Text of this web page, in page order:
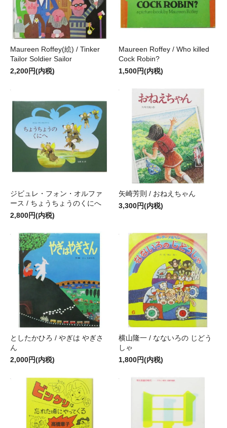
Maureen Roffey(絵) / Tinker
Tailor Soldier Sailor
2,200円(内税)
Maureen Roffey / Who killed
Cock Robin?
1,500円(内税)
ジビュレ・フォン・オルファ
ース / ちょうちょうのくにへ
2,800円(内税)
矢崎芳則 / おねえちゃん
3,300円(内税)
としたかひろ / やぎは やぎさ
ん
2,000円(内税)
横山隆一 / なないろの じどう
しゃ
1,800円(内税)